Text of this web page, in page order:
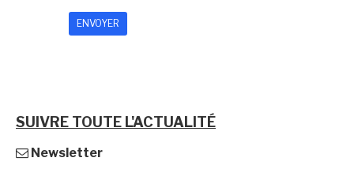
SUIVRE TOUTE L'ACTUALITÉ
Newsletter